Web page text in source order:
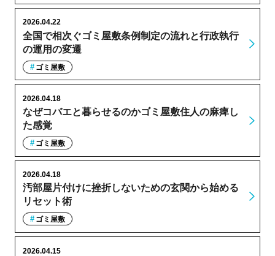
全国で相次ぐゴミ屋敷条例制定の流れと行政執行
の運用の変遷
2026.04.22
ゴミ屋敷
なぜコバエと暮らせるのかゴミ屋敷住人の麻痺し
た感覚
2026.04.18
ゴミ屋敷
汚部屋片付けに挫折しないための玄関から始める
リセット術
2026.04.18
ゴミ屋敷
2026.04.15